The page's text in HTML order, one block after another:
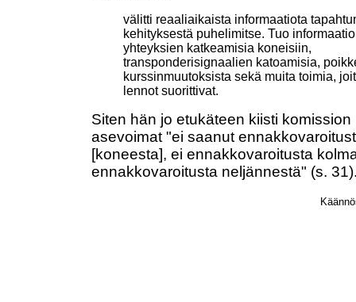
välitti reaaliaikaista informaatiota
kehityksestä puhelimitse. Tuo
yhteyksien katkeamisia koneisiin,
transponderisignaalien katoamisia,
kurssinmuutoksista sekä muita toimia,
lennot suorittivat.
Siten hän jo etukäteen kiisti
asevoimat "ei saanut
[koneesta], ei ennakkovaroitusta
ennakkovaroitusta neljännestä" (s.